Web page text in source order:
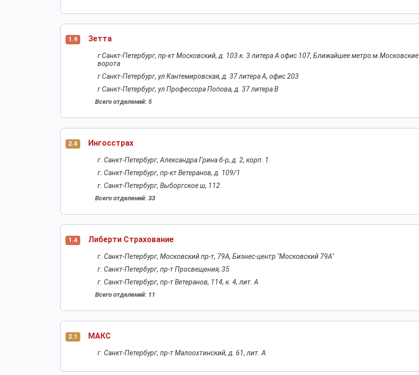
1.9 Зетта
г Санкт-Петербург, пр-кт Московский, д. 103 к. 3 литера А офис 107, Ближайшее метро:м.Московские
ворота
г Санкт-Петербург, ул Кантемировская, д. 37 литера А, офис 203
г Санкт-Петербург, ул Профессора Попова, д. 37 литера В
Всего отделений: 5
2.4 Ингосстрах
г. Санкт-Петербург, Александра Грина б-р, д. 2, корп. 1
г. Санкт-Петербург, пр-кт Ветеранов, д. 109/1
г. Санкт-Петербург, Выборгское ш, 112
Всего отделений: 33
1.4 Либерти Страхование
г. Санкт-Петербург, Московский пр-т, 79А, Бизнес-центр "Московский 79А"
г. Санкт-Петербург, пр-т Просвещения, 35
г. Санкт-Петербург, пр-т Ветеранов, 114, к. 4, лит. А
Всего отделений: 11
2.1 МАКС
г. Санкт-Петербург, пр-т Малоохтинский, д. 61, лит. А